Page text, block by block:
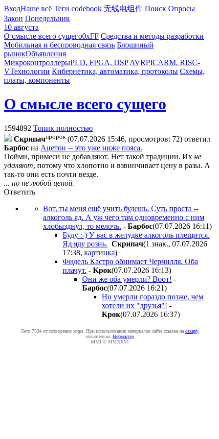
ВходНаше всё Теги codebook 无线电组件 Поиск Опросы
Закон Понедельник
10 августа
О смысле всего сущего0xFF Средства и методы разработки
Мобильная и беспроводная связь Блошиный
рынокОбъявления
МикроконтроллерыPLD, FPGA, DSP AVRPICARM, RISC-
VТехнологии Кибернетика, автоматика, протоколы Схемы,
платы, компоненты
О смысле всего сущего
1594892 Топик полностью
Cкpипaчпророк (07.07.2026 15:46, просмотров: 72) ответил
Бapбoc на Ацетон -- это уже ниже пояса.
Пойми, примеси не добавляют. Нет такой традиции. Их не
удаляют, потому что хлопотно и взвинчивает цену в разы. А
так-то они есть почти везде.
... но не любой ценой.
Ответить
Вот, ты меня ещё учить будешь. Суть проста --
алкоголь яд. А уж чего там одновременно с ним
хлобызднул, то мелочь. - Бapбoc(07.07.2026 16:11)
Буду :-) У вас в желудке алкоголь плещится.
Яд яду рознь. Cкpипaч(1 знак., 07.07.2026
17:38, картинка)
Фидель Кастро обнимает Черчилля. Оба
плачут. - Kpoк(07.07.2026 16:13)
Они же оба умерли? Воот! -
Бapбoc(07.07.2026 16:21)
Но умерли гораздо позже, чем
хотели их "друзья"! -
Kpoк(07.07.2026 16:37)
Лето 7534 от сотворения мира. При использовании материалов сайта ссылка на caxapу
обязательна. Вебмастер
MMI © MMXXVI